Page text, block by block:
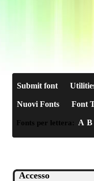
Submit font
Nuovi Fonts Font
Fonts per lettera: A B
Accesso